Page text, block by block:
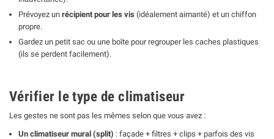
Prévoyez un récipient pour les vis (idéalement aimanté) et un chiffon
propre.
Gardez un petit sac ou une boîte pour regrouper les caches plastiques
(ils se perdent facilement).
Vérifier le type de climatiseur
Les gestes ne sont pas les mêmes selon que vous avez :
Un climatiseur mural (split) : façade + filtres + clips + parfois des vis